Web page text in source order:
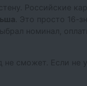
Российские
. Это просто 16-
номинал,
сможет. Если не